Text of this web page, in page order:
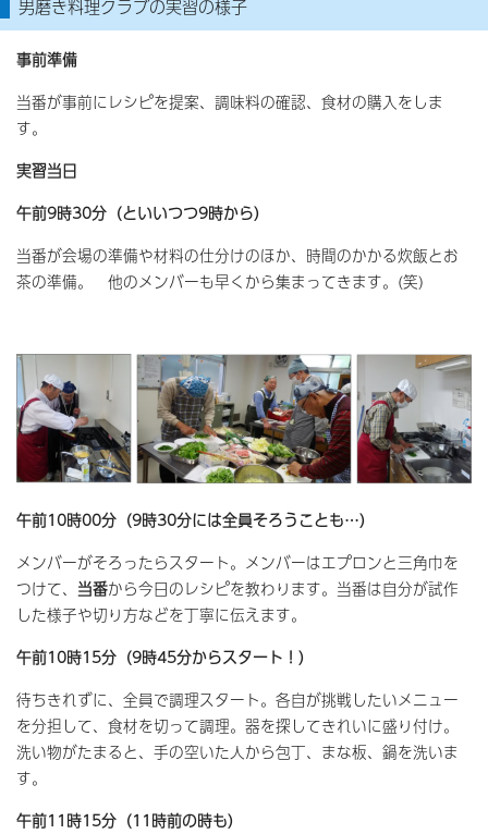
男磨き料理クラブの実習の様子
事前準備
当番が事前にレシピを提案、調味料の確認、食材の購入をしま
す。
実習当日
午前9時30分（といいつつ9時から）
当番が会場の準備や材料の仕分けのほか、時間のかかる炊飯とお
茶の準備。 他のメンバーも早くから集まってきます。(笑)
午前10時00分（9時30分には全員そろうことも…）
メンバーがそろったらスタート。メンバーはエプロンと三角巾を
つけて、 当番から今日のレシピを教わります。当番は自分が試作
した様子や切り方などを丁寧に伝えます。
午前10時15分（9時45分からスタート！）
待ちきれずに、全員で調理スタート。各自が挑戦したいメニュー
を分担して、食材を切って調理。器を探してきれいに盛り付け。
洗い物がたまると、手の空いた人から包丁、まな板、鍋を洗いま
す。
午前11時15分（11時前の時も）